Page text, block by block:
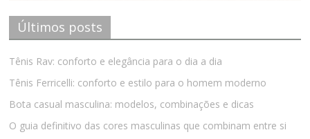
Últimos posts
Tênis Rav: conforto e elegância para o dia a dia
Tênis Ferricelli: conforto e estilo para o homem moderno
Bota casual masculina: modelos, combinações e dicas
O guia definitivo das cores masculinas que combinam entre si